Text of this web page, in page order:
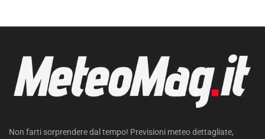
Non farti sorprendere dal tempo! Previsioni meteo dettagliate,